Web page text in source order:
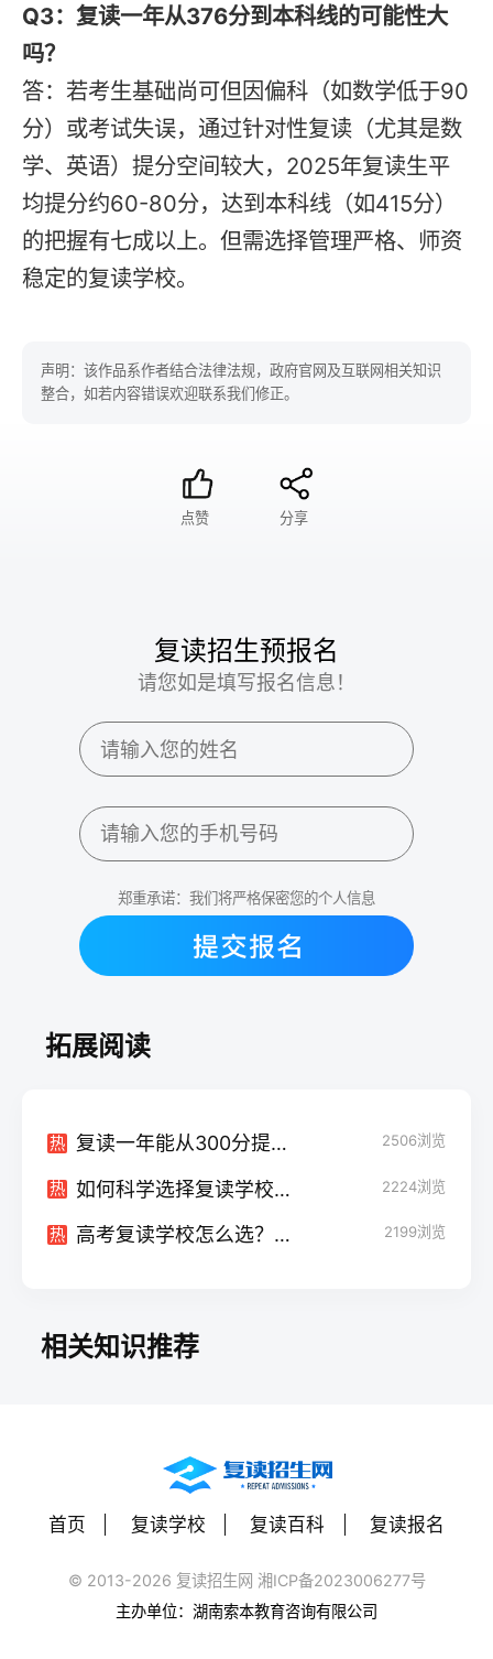
Q3：复读一年从376分到本科线的可能性大
吗？
答：若考生基础尚可但因偏科（如数学低于90
分）或考试失误，通过针对性复读（尤其是数
学、英语）提分空间较大，2025年复读生平
均提分约60-80分，达到本科线（如415分）
的把握有七成以上。但需选择管理严格、师资
稳定的复读学校。
声明：该作品系作者结合法律法规，政府官网及互联网相关知识
整合，如若内容错误欢迎联系我们修正。
点赞 分享
复读招生预报名
请您如是填写报名信息！
郑重承诺：我们将严格保密您的个人信息
拓展阅读
热 复读一年能从300分提升到600分吗？真相与建议！ 2506浏览
热 如何科学选择复读学校？5个步骤帮你找到最适合的复读环境！ 2224浏览
热 高考复读学校怎么选？这几点帮你找到最适合的复读机构！ 2199浏览
相关知识推荐
首页 复读学校 复读百科 复读报名
© 2013-2026 复读招生网 湘ICP备2023006277号
主办单位：湖南索本教育咨询有限公司